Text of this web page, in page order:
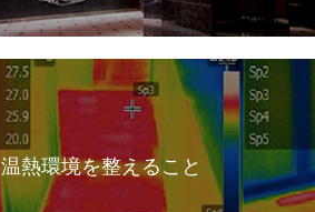
温熱環境を整えること